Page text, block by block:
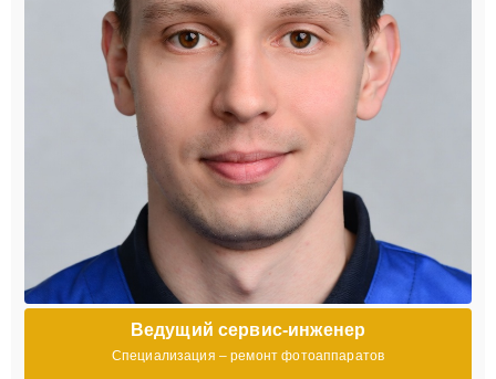
Ведущий сервис-инженер
Специализация – ремонт фотоаппаратов